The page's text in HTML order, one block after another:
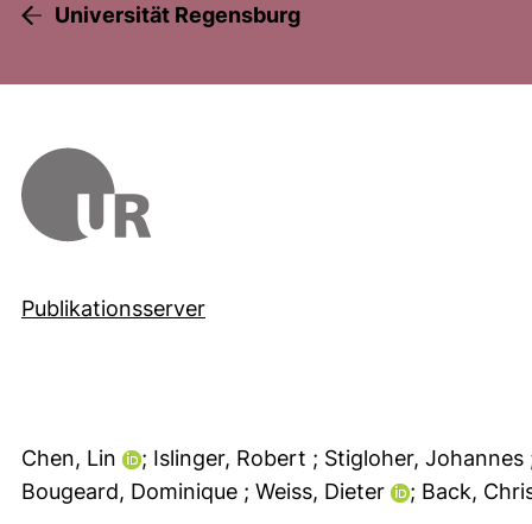
Universität Regensburg
Publikationsserver
Chen, Lin ; Islinger, Robert ; Stigloher, Johannes
Bougeard, Dominique ; Weiss, Dieter ; Back,